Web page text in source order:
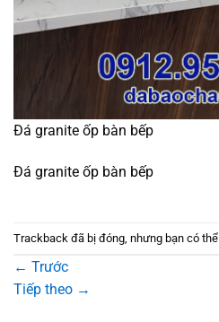
Đá granite ốp bàn bếp
Đá granite ốp bàn bếp
Trackback đã bị đóng, nhưng bạn có thể
← Trước
Tiếp theo →